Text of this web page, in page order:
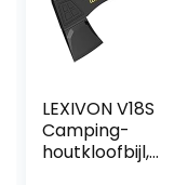
LEXIVON V18S
Camping-
houtkloofbijl,